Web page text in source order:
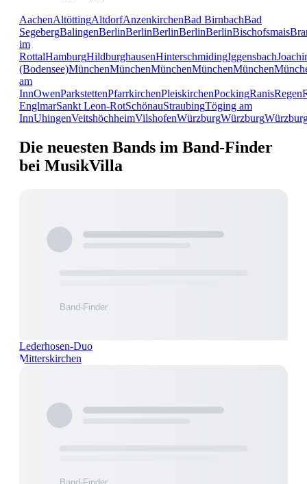
AachenAltöttingAltdorfAnzenkirchenBad BirnbachBad
SegebergBalingenBerlinBerlinBerlinBerlinBerlinBischofsmais
im
RottalHamburgHildburghausenHinterschmidingIggensbach
(Bodensee)MünchenMünchenMünchenMünchenMünchen
am
InnOwenParkstettenPfarrkirchenPleiskirchenPockingRanisRegen
EnglmarSankt Leon-RotSchönauStraubingTöging am
InnUhingenVeitshöchheimVilshofenWürzburgWürzburg
Die neuesten Bands im Band-Finder
bei MusikVilla
Lederhosen-Duo
Mitterskirchen